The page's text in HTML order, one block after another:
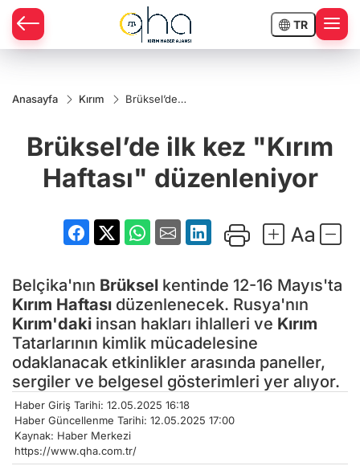
TR
Anasayfa Kırım
Brüksel’de
düzenleniyor
Brüksel’de ilk kez "Kırım
Haftası" düzenleniyor
Belçika'nın Brüksel kentinde 12-16 Mayıs'ta
Kırım Haftası düzenlenecek. Rusya'nın
Kırım'daki insan hakları ihlalleri ve Kırım
Tatarlarının kimlik mücadelesine
odaklanacak etkinlikler arasında paneller,
sergiler ve belgesel gösterimleri yer alıyor.
Haber Giriş Tarihi: 12.05.2025 16:18
Haber Güncellenme Tarihi: 12.05.2025 17:00
Kaynak: Haber Merkezi
https://www.qha.com.tr/